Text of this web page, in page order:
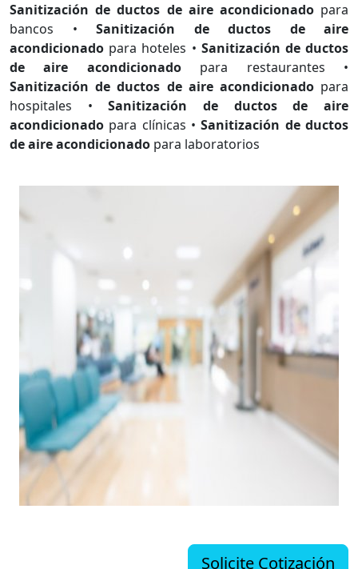
Sanitización de ductos de aire acondicionadopara
bancos • Sanitización de ductos de aire
acondicionado para hoteles • Sanitización de ductos
de aire acondicionadopara restaurantes •
Sanitización de ductos de aire acondicionadopara
hospitales •Sanitización de ductos de aire
acondicionado para clínicas •Sanitización de ductos
de aire acondicionado para laboratorios
Solicite Cotización